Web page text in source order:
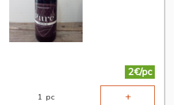
2€/pc
1 pc +